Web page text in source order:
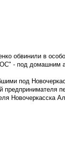
обвинили в
- под домашним
под
предпринимателя
Новочеркасска